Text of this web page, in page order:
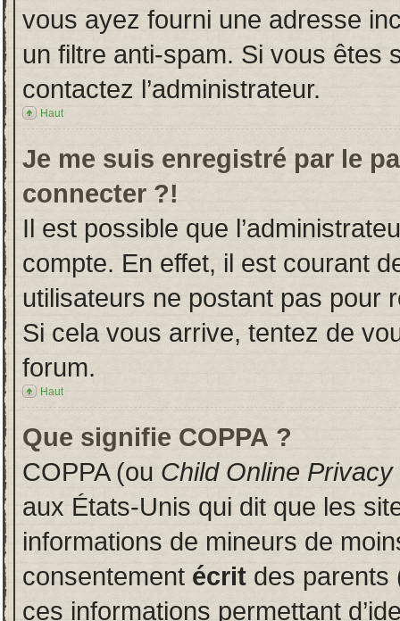
vous ayez fourni une adresse
un filtre anti-spam. Si vous êtes
contactez l’administrateur.
Haut
Je me suis enregistré par le
connecter ?!
Il est possible que
compte. En effet, il est courant
utilisateurs ne postant pas pour
Si cela vous arrive, tentez de
forum.
Haut
Que signifie COPPA ?
COPPA (ou Child Online
aux États-Unis qui dit que les
informations de mineurs de
consentement écrit des parents
ces informations permettant